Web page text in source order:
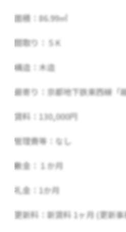
面積：86.99㎡
間取り：５K
構造：木造
最寄り：京都地下鉄東西線「
賃料：130,000円
管理費等：なし
敷金：１か月
礼金：1か月
更新料：新賃料 1ヶ月 (更新